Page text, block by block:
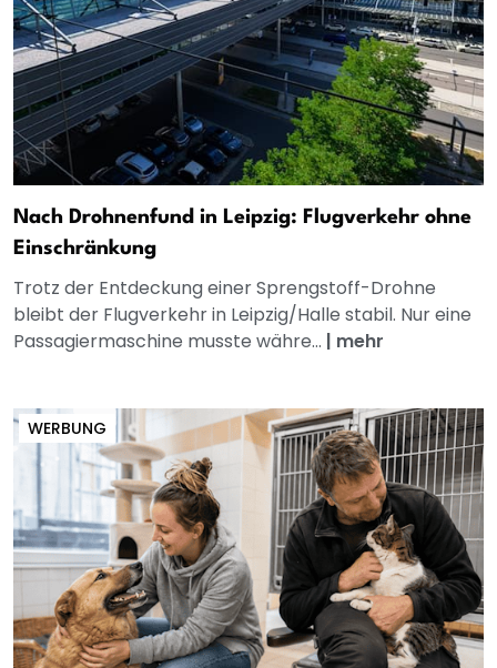
Nach Drohnenfund in Leipzig: Flugverkehr ohne
Einschränkung
Trotz der Entdeckung einer Sprengstoff-Drohne
bleibt der Flugverkehr in Leipzig/Halle stabil. Nur eine
Passagiermaschine musste währe... | mehr
WERBUNG